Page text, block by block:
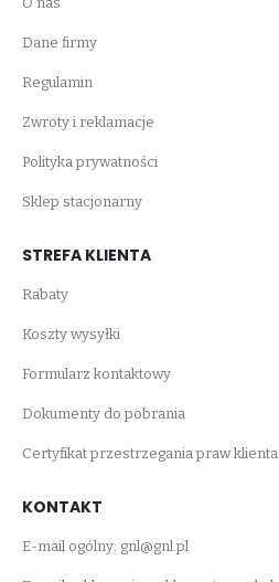
Dane firmy
Regulamin
Zwroty i reklamacje
Polityka prywatności
Sklep stacjonarny
STREFA KLIENTA
Rabaty
Koszty wysyłki
Formularz kontaktowy
Dokumenty do pobrania
Certyfikat przestrzegania praw klienta
KONTAKT
E-mail ogólny: gnl@gnl.pl